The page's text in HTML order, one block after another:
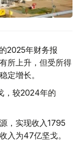
2025年财务报
所上升，但受所得
定增长。
，较2024年的
，实现收入1795
入为47亿坚戈。